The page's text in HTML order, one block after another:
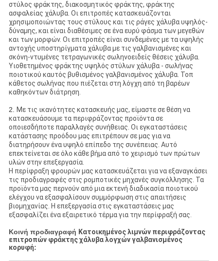
στύλος φράκτης, διακοσμητικός φράκτης, φράκτης
ασφαλείας χάλυβα. Οι επιτροπές κατασκευάζονται
χρησιμοποιώντας τους στύλους και τις ράγες χάλυβα υψηλός-
δύναμης, και είναι διαθέσιμες σε ένα ευρύ φάσμα των μεγεθών
και των μορφών. Οι επιτροπές είναι συνδεμένες με τα υψηλής
αντοχής υποστηρίγματα χάλυβα με τις γαλβανισμένες και
σκόνη-ντυμένες τετραγωνικές σωληνοειδείς θέσεις χάλυβα.
Υιοθετημένος φράκτης υψηλός στύλων χάλυβα - σωλήνας
ποιοτικού καυτός βυθισμένος γαλβανισμένος χάλυβα. Τοπ
κάθετος σωλήνας που πιέζεται στη λόγχη από τη βαρέων
καθηκόντων διάτρηση.
2. Με τις ικανότητες κατασκευής μας, είμαστε σε θέση να
κατασκευάσουμε τα περιφράζοντας προϊόντα σε
οποιεσδήποτε παραλλαγές συνήθειας. Οι εγκαταστάσεις
κατάστασης προόδου μας επιτρέπουν σε μας για να
διατηρήσουν ένα υψηλό επίπεδο της συνέπειας. Αυτό
επεκτείνεται σε όλο κάθε βήμα από το χειρισμό των πρώτων
υλών στην επεξεργασία.
Η περίφραξη φρουρών μας κατασκευάζεται για να εξαναγκάσει
τις προδιαγραφές στις ρομποτικές μηχανές συγκόλλησης. Τα
προϊόντα μας περνούν από μια εκτενή διαδικασία ποιοτικού
ελέγχου να εξασφαλίσουν συμμόρφωση στις απαιτήσεις
βιομηχανίας. Η επεξεργασία στις εγκαταστάσεις μας
εξασφαλίζει ένα εξαιρετικό τέρμα για την περίφραξή σας.
Κοινή προδιαγραφή Κατοικημένος λιμνών περιφράζοντας
επιτροπών φράκτης χάλυβα λογχών γαλβανισμένος
κορυφή: